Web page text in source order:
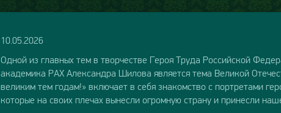
10.05.2026
Одной из главных тем в творчестве Героя Труда Российской
академика РАХ Александра Шилова является тема Великой
великим тем годам!» включает в себя знакомство с портретами
которые на своих плечах вынесли огромную страну и принесли